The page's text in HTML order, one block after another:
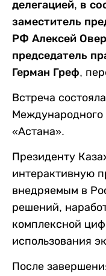
делегацией, в
заместитель
РФ Алексей
председатель
Герман Греф,
Встреча
Международного
«Астана».
Президенту
интерактивную
внедряемым в
решений,
комплексной
использования
После